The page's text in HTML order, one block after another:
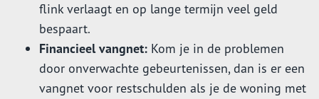
flink verlaagt en op lange termijn veel geld
bespaart.
Financieel vangnet: Kom je in de problemen
door onverwachte gebeurtenissen, dan is er een
vangnet voor restschulden als je de woning met